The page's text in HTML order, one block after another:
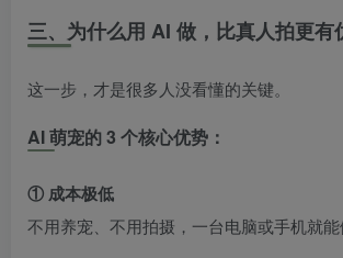
三、为什么用 AI 做，比真人拍更有
这一步，才是很多人没看懂的关键。
AI 萌宠的 3 个核心优势：
① 成本极低
不用养宠、不用拍摄，一台电脑或手机就能